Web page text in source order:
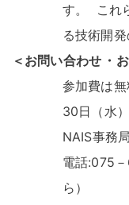
す。 これ
る技術開
＜お問い合わせ ・
参加費は
30日（水
NAIS事務
電話:075
ら）